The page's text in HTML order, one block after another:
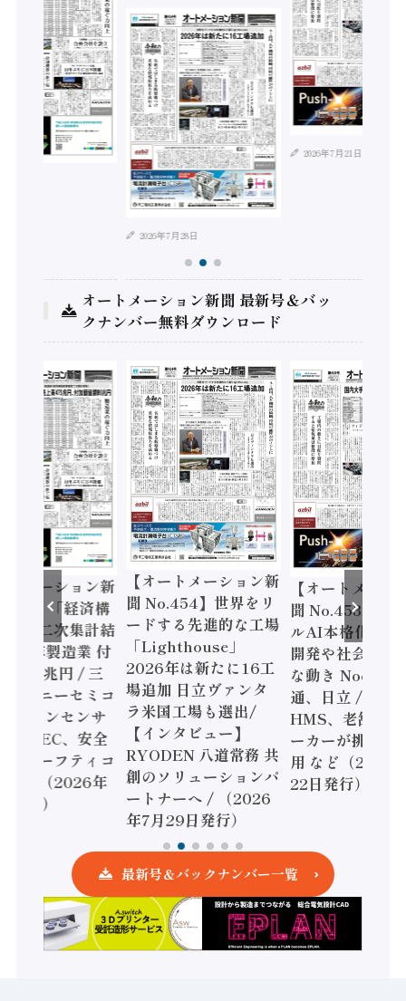
2026年7月28日
2026年7月21日
オートメーション新聞 最新号＆バッ
クナンバー無料ダウンロード
トメーション新
】「経済構
調査二次集計結
年製造業 付
額86兆円 / 三
とソニーセミコ
ジョンセンサ
/ IDEC、安全
すセーフティコ
ーラ（2026年
発行）
【オートメーション新
聞 No.454】世界をリ
ードする先進的な工場
「Lighthouse」
2026年は新たに16工
場追加 日立ヴァンタ
ラ米国工場も選出/
【インタビュー】
RYODEN 八道常務 共
創のソリューションパ
ートナーへ / （2026
年7月29日発行）
【オートメーシ
聞 No.453】フ
ルAI本格化へ
開発や社会実装
な動き Noetra
通、日立 / 兵神
HMS、老舗ポ
ーカーが挑むデ
用 など（2026
22日発行）
最新号＆バックナンバー一覧